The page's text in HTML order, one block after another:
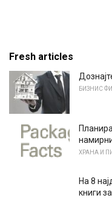
Fresh articles
БИЗНИС
ХРАНА И
На 8
книги